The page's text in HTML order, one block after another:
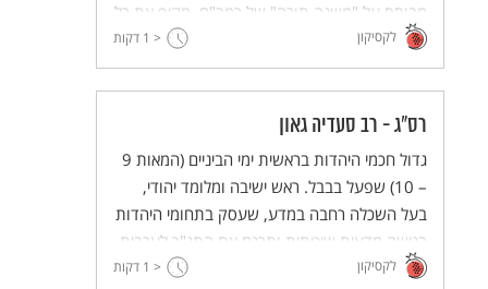
מבוסס על "משנה תורה" של רמב"ם, מקיף את כל
תחומי החיים ונועד לכל אדם, הדיוט ותלמיד חכם
כאחד.
לקסיקון < 1 דקות
רס"ג - רב סעדיה גאון
גדול חכמי היהדות בראשית ימי הביניים (המאות 9
– 10) שפעל בבבל. ראש ישיבה ומלומד יהודי,
בעל השכלה רחבה במדע, שעסק בתחומי היהדות
בגישה מדעית שיטתית ותרגם את התנ"ך לערבית.
לקסיקון < 1 דקות